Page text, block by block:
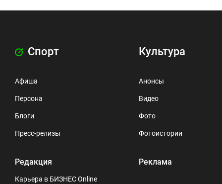
Спорт
Афиша
Персона
Блоги
Пресс-релизы
Редакция
Карьера в БИЗНЕС Online
Культура
Анонсы
Видео
Фото
Фотоистории
Реклама